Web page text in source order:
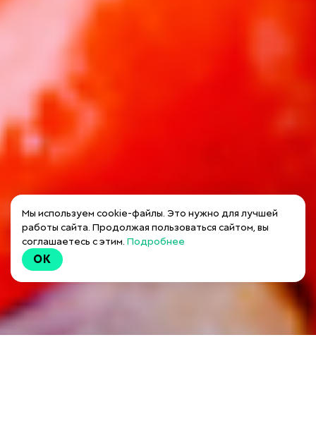
Мы используем cookie-файлы. Это нужно для лучшей
работы сайта. Продолжая пользоваться сайтом, вы
соглашаетесь с этим. Подробнее
OK